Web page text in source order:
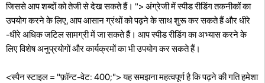
जिससे आप शब्दों को तेजी से देख सकते हैं। "> अंग्रेजी में स्पीड रीडिंग तकनीकों का
उपयोग करने के लिए, आप आसान ग्रंथों को पढ़ने के साथ शुरू कर सकते हैं और धीरे
-धीरे अधिक जटिल सामग्री में जा सकते हैं। आप स्पीड रीडिंग का अभ्यास करने के
लिए विशेष अनुप्रयोगों और कार्यक्रमों का भी उपयोग कर सकते हैं।
<स्पैन स्टाइल = "फ़ॉन्ट-वेट: 400;"> यह समझना महत्वपूर्ण है कि पढ़ने की गति हमेशा